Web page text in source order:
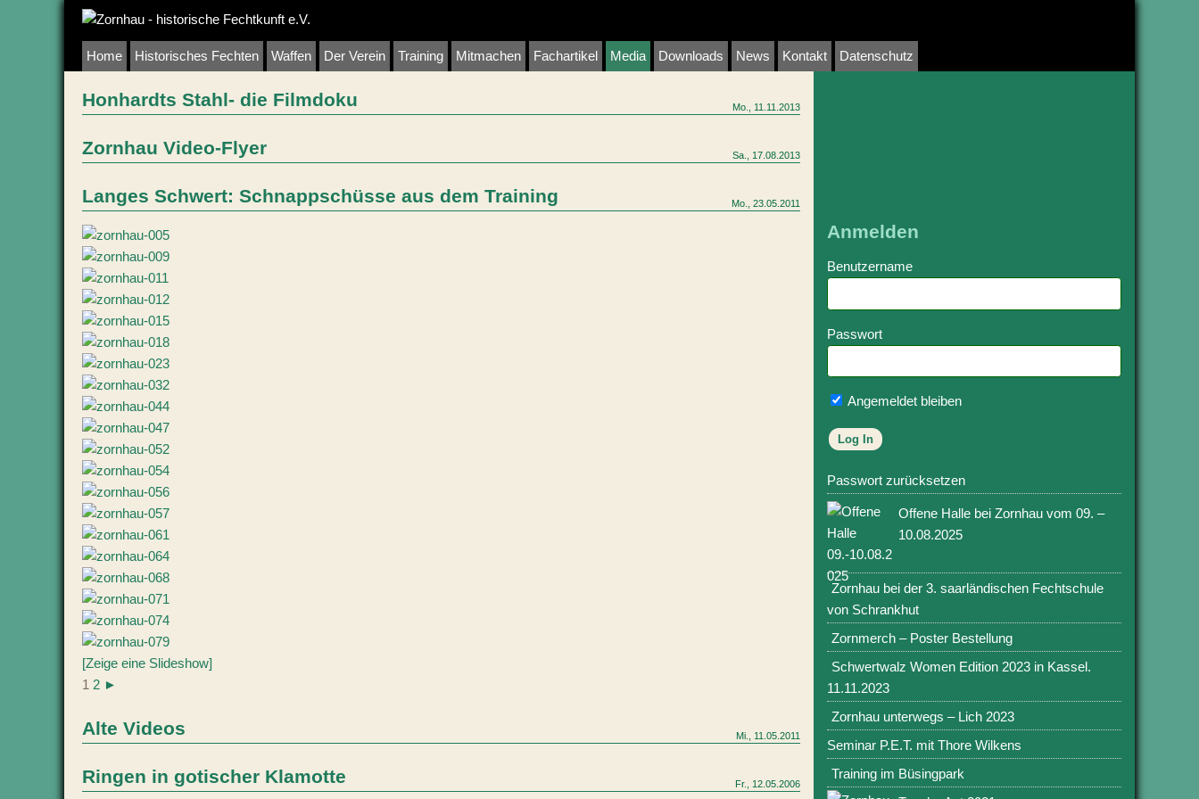
Home Historisches Fechten Waffen Der Verein Training Mitmachen Fachartikel Media Downloads News Kontakt Datenschutz
Honhardts Stahl- die Filmdoku Mo., 11.11.2013
Zornhau Video-Flyer Sa., 17.08.2013
Langes Schwert: Schnappschüsse aus dem Training Mo., 23.05.2011
[Zeige eine Slideshow]
1 2 ►
Alte Videos Mi., 11.05.2011
Ringen in gotischer Klamotte Fr., 12.05.2006
Anmelden
Benutzername
Passwort
Angemeldet bleiben
Passwort zurücksetzen
Offene Halle bei Zornhau vom 09. –
10.08.2025
Zornhau bei der 3. saarländischen Fechtschule
von Schrankhut
Zornmerch – Poster Bestellung
Schwertwalz Women Edition 2023 in Kassel.
11.11.2023
Zornhau unterwegs – Lich 2023
Seminar P.E.T. mit Thore Wilkens
Training im Büsingpark